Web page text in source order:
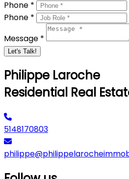
Phone *
Phone *
Message *
Let's Talk!
Philippe Laroche
Residential Real
5148170803